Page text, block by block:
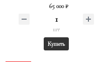
65 000 ₽
шт
Купить